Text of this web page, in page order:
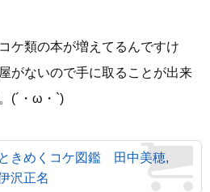
ケ類の本が増えてるんですけ
がないので手に取ることが出来
(´・ω・`)
ときめくコケ図鑑 田中美穂,
沢正名